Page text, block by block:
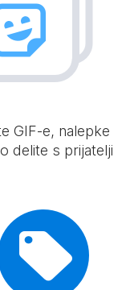
GIF-e, nalepke
delite s prijatelji